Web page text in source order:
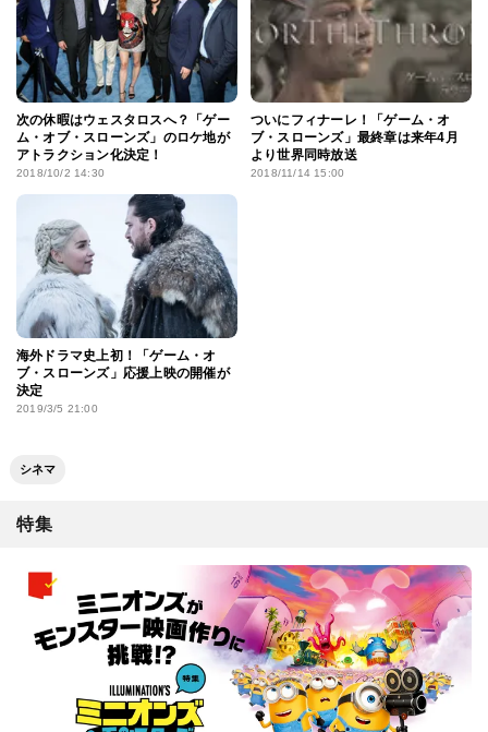
次の休暇はウェスタロスへ？「ゲー
ム・オブ・スローンズ」のロケ地が
アトラクション化決定！
2018/10/2 14:30
ついにフィナーレ！「ゲーム・オ
ブ・スローンズ」最終章は来年4月
より世界同時放送
2018/11/14 15:00
海外ドラマ史上初！「ゲーム・オ
ブ・スローンズ」応援上映の開催が
決定
2019/3/5 21:00
シネマ
特集